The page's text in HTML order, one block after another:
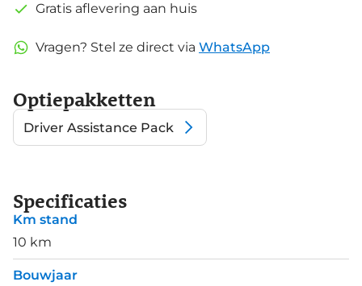
Gratis aflevering aan huis
Vragen? Stel ze direct via WhatsApp
Optiepakketten
Driver Assistance Pack
Specificaties
Km stand
10 km
Bouwjaar